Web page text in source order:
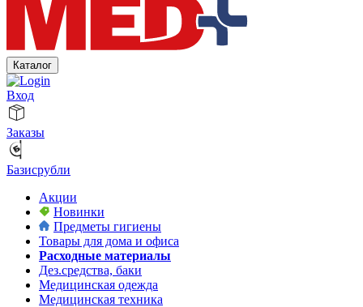
Каталог
Вход
Заказы
Базисрубли
Акции
Новинки
Предметы гигиены
Товары для дома и офиса
Расходные материалы
Дез.средства, баки
Медицинская одежда
Медицинская техника